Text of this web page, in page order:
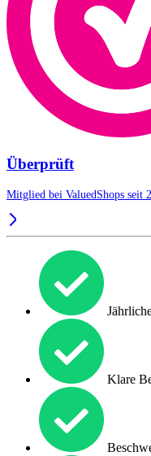
Überprüft
Mitglied bei ValuedShops seit
Klare